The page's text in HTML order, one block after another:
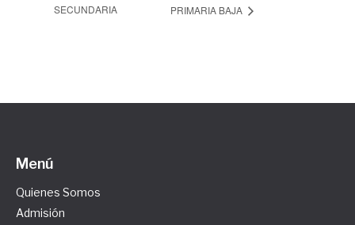
SECUNDARIA
PRIMARIA BAJA
Menú
Quienes Somos
Admisión